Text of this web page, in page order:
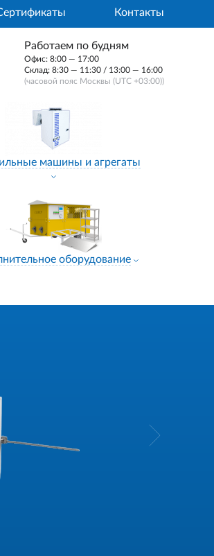
Контакты
Работаем по будням
Офис: 8:00 — 17:00
Склад: 8:30 — 11:30 / 13:00 — 16:00
(часовой пояс Москвы (UTC +03:00))
машины и агрегаты
оборудование